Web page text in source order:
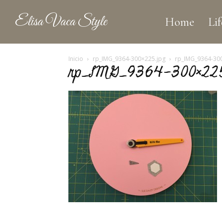
Elisa Vaca Style Home
Inicio rp_IMG_9364-300×225.jpg rp_IMG_9364-
rp_IMG_9364-